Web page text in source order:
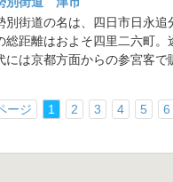
別街道の名は、四日市日永
総距離はおよそ四里二六町
には京都方面からの参宮客
ージ 1 2 3 4 5 6